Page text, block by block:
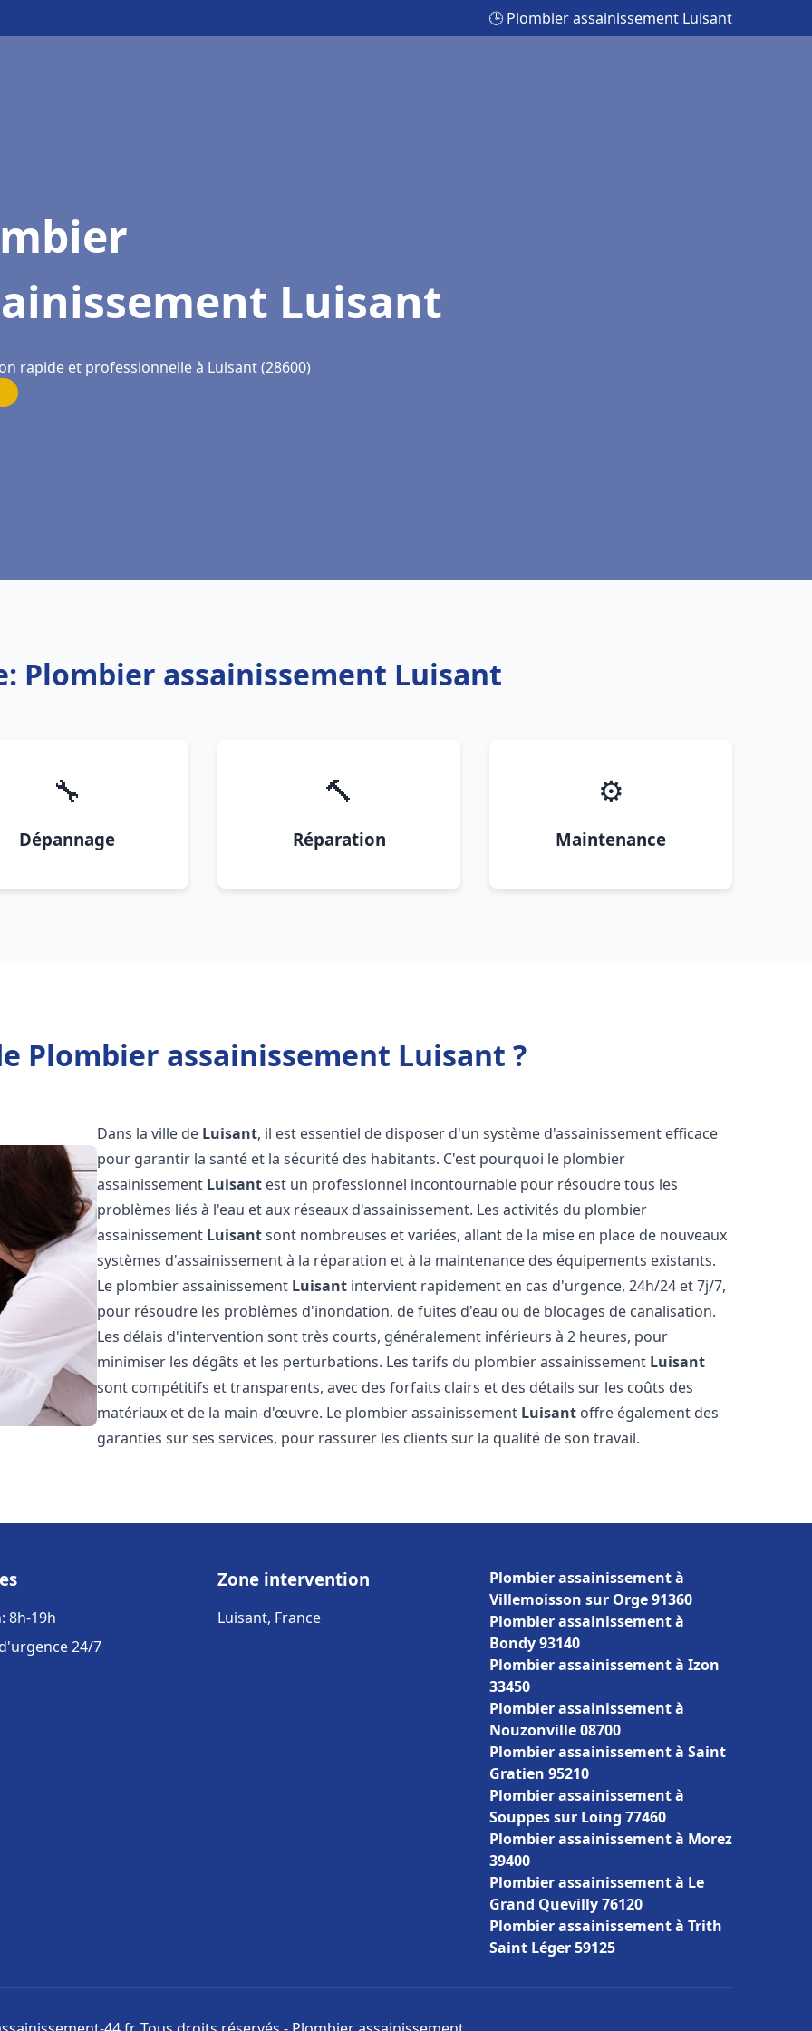
🕒 Plombier assainissement Luisant
Luisant
rapide et professionnelle à Luisant (28600)
Plombier assainissement Luisant
🔧
Dépannage
🔨
Réparation
⚙️
Maintenance
Plombier assainissement Luisant ?
Dans la ville de Luisant, il est essentiel de disposer d'un système d'assainissement efficace
pour garantir la santé et la sécurité des habitants. C'est pourquoi le plombier
assainissement Luisant est un professionnel incontournable pour résoudre tous les
problèmes liés à l'eau et aux réseaux d'assainissement. Les activités du plombier
assainissement Luisantsont nombreuses et variées, allant de la mise en place de nouveaux
systèmes d'assainissement à la réparation et à la maintenance des équipements existants.
Le plombier assainissement Luisant intervient rapidement en cas d'urgence, 24h/24 et 7j/7,
pour résoudre les problèmes d'inondation, de fuites d'eau ou de blocages de canalisation.
Les délais d'intervention sont très courts, généralement inférieurs à 2 heures, pour
minimiser les dégâts et les perturbations. Les tarifs du plombier assainissement Luisant
sont compétitifs et transparents, avec des forfaits clairs et des détails sur les coûts des
matériaux et de la main-d'œuvre. Le plombier assainissement Luisant offre également des
garanties sur ses services, pour rassurer les clients sur la qualité de son travail.
8h-19h
24/7
Zone intervention
Luisant, France
Plombier assainissement à
Villemoisson sur Orge 91360
Plombier assainissement à
Bondy 93140
Plombier assainissement à Izon
33450
Plombier assainissement à
Nouzonville 08700
Plombier assainissement à Saint
Gratien 95210
Plombier assainissement à
Souppes sur Loing 77460
Plombier assainissement à Morez
39400
Plombier assainissement à Le
Grand Quevilly 76120
Plombier assainissement à Trith
Saint Léger 59125